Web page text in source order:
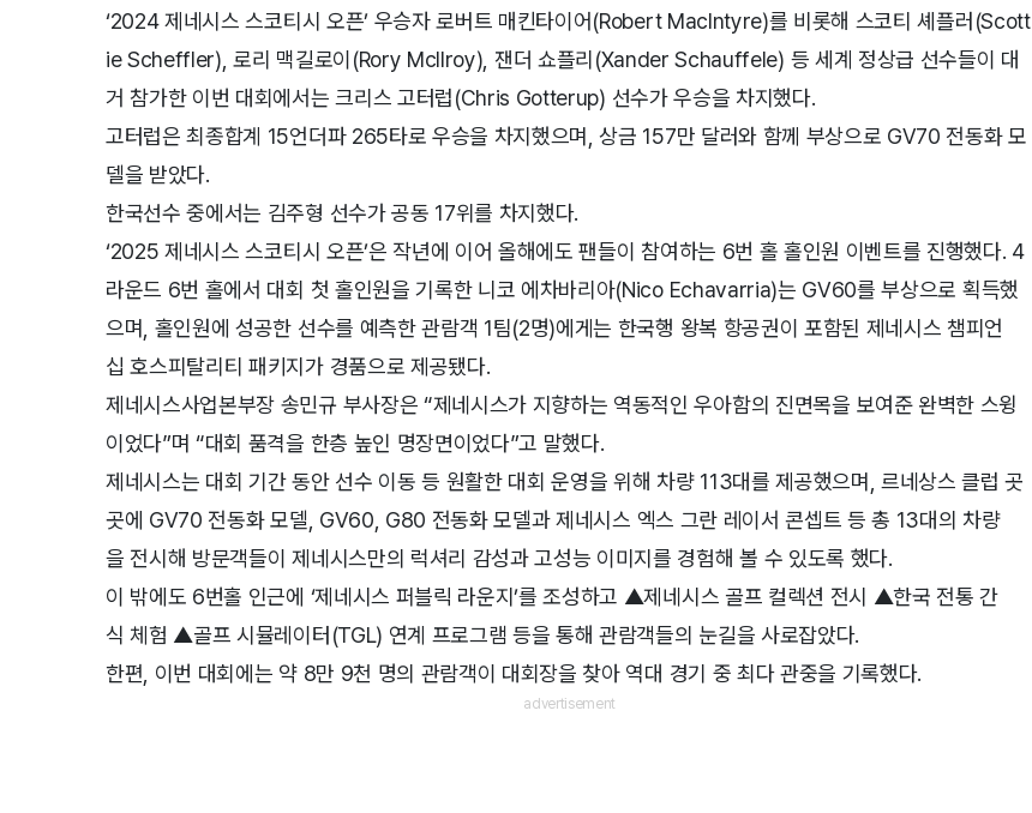
‘2024 제네시스 스코티시 오픈’ 우승자 로버트 매킨타이어(Robert MacIntyre)를 비롯해 스코티 셰플러(Scott
ie Scheffler), 로리 맥길로이(Rory McIlroy), 잰더 쇼플리(Xander Schauffele) 등 세계 정상급 선수들이 대
거 참가한 이번 대회에서는 크리스 고터럽(Chris Gotterup) 선수가 우승을 차지했다.
고터럽은 최종합계 15언더파 265타로 우승을 차지했으며, 상금 157만 달러와 함께 부상으로 GV70 전동화 모
델을 받았다.
한국선수 중에서는 김주형 선수가 공동 17위를 차지했다.
‘2025 제네시스 스코티시 오픈’은 작년에 이어 올해에도 팬들이 참여하는 6번 홀 홀인원 이벤트를 진행했다. 4
라운드 6번 홀에서 대회 첫 홀인원을 기록한 니코 에차바리아(Nico Echavarria)는 GV60를 부상으로 획득했
으며, 홀인원에 성공한 선수를 예측한 관람객 1팀(2명)에게는 한국행 왕복 항공권이 포함된 제네시스 챔피언
십 호스피탈리티 패키지가 경품으로 제공됐다.
제네시스사업본부장 송민규 부사장은 “제네시스가 지향하는 역동적인 우아함의 진면목을 보여준 완벽한 스윙
이었다”며 “대회 품격을 한층 높인 명장면이었다”고 말했다.
제네시스는 대회 기간 동안 선수 이동 등 원활한 대회 운영을 위해 차량 113대를 제공했으며, 르네상스 클럽 곳
곳에 GV70 전동화 모델, GV60, G80 전동화 모델과 제네시스 엑스 그란 레이서 콘셉트 등 총 13대의 차량
을 전시해 방문객들이 제네시스만의 럭셔리 감성과 고성능 이미지를 경험해 볼 수 있도록 했다.
이 밖에도 6번홀 인근에 ‘제네시스 퍼블릭 라운지’를 조성하고 ▲제네시스 골프 컬렉션 전시 ▲한국 전통 간
식 체험 ▲골프 시뮬레이터(TGL) 연계 프로그램 등을 통해 관람객들의 눈길을 사로잡았다.
한편, 이번 대회에는 약 8만 9천 명의 관람객이 대회장을 찾아 역대 경기 중 최다 관중을 기록했다.